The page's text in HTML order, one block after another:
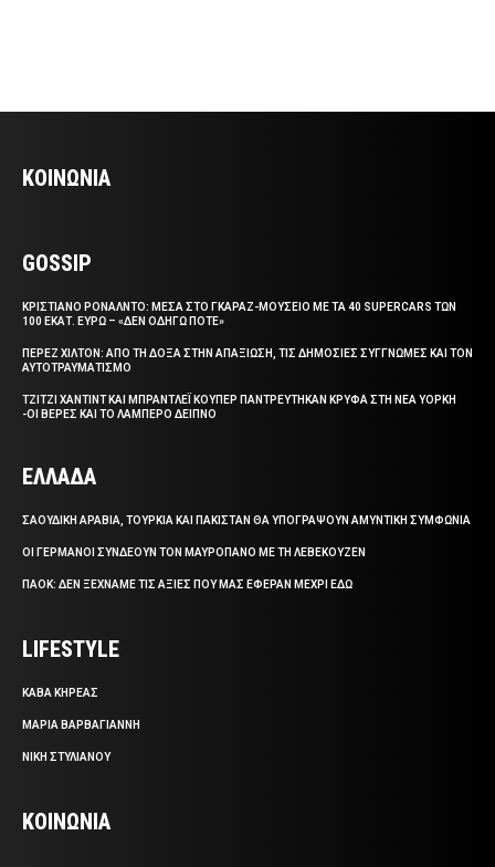
ΚΟΙΝΩΝΙΑ
GOSSIP
ΚΡΙΣΤΙΑΝΟ ΡΟΝΑΛΝΤΟ: ΜΕΣΑ ΣΤΟ ΓΚΑΡΑΖ-ΜΟΥΣΕΙΟ ΜΕ ΤΑ 40 SUPERCARS ΤΩΝ
100 ΕΚΑΤ. ΕΥΡΩ – «ΔΕΝ ΟΔΗΓΩ ΠΟΤΕ»
ΠΕΡΕΖ ΧΙΛΤΟΝ: ΑΠΟ ΤΗ ΔΟΞΑ ΣΤΗΝ ΑΠΑΞΙΩΣΗ, ΤΙΣ ΔΗΜΟΣΙΕΣ ΣΥΓΓΝΩΜΕΣ ΚΑΙ ΤΟΝ
ΑΥΤΟΤΡΑΥΜΑΤΙΣΜΟ
ΤΖΙΤΖΙ ΧΑΝΤΙΝΤ ΚΑΙ ΜΠΡΑΝΤΛΕΪ ΚΟΥΠΕΡ ΠΑΝΤΡΕΥΤΗΚΑΝ ΚΡΥΦΑ ΣΤΗ ΝΕΑ ΥΟΡΚΗ
-ΟΙ ΒΕΡΕΣ ΚΑΙ ΤΟ ΛΑΜΠΕΡΟ ΔΕΙΠΝΟ
ΕΛΛΑΔΑ
ΣΑΟΥΔΙΚΗ ΑΡΑΒΙΑ, ΤΟΥΡΚΙΑ ΚΑΙ ΠΑΚΙΣΤΑΝ ΘΑ ΥΠΟΓΡΑΨΟΥΝ ΑΜΥΝΤΙΚΗ ΣΥΜΦΩΝΙΑ
ΟΙ ΓΕΡΜΑΝΟΙ ΣΥΝΔΕΟΥΝ ΤΟΝ ΜΑΥΡΟΠΑΝΟ ΜΕ ΤΗ ΛΕΒΕΚΟΥΖΕΝ
ΠΑΟΚ: ΔΕΝ ΞΕΧΝΑΜΕ ΤΙΣ ΑΞΙΕΣ ΠΟΥ ΜΑΣ ΕΦΕΡΑΝ ΜΕΧΡΙ ΕΔΩ
LIFESTYLE
ΚΑΒΑ ΚΗΡΕΑΣ
ΜΑΡΙΑ ΒΑΡΒΑΓΙΑΝΝΗ
ΝΙΚΗ ΣΤΥΛΙΑΝΟΥ
ΚΟΙΝΩΝΙΑ